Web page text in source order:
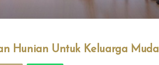
Hunian Untuk Keluarga Muda